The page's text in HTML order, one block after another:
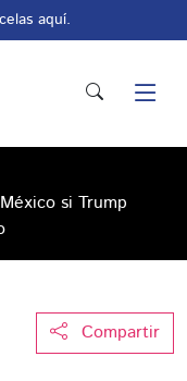
aquí.
si Trump
Compartir